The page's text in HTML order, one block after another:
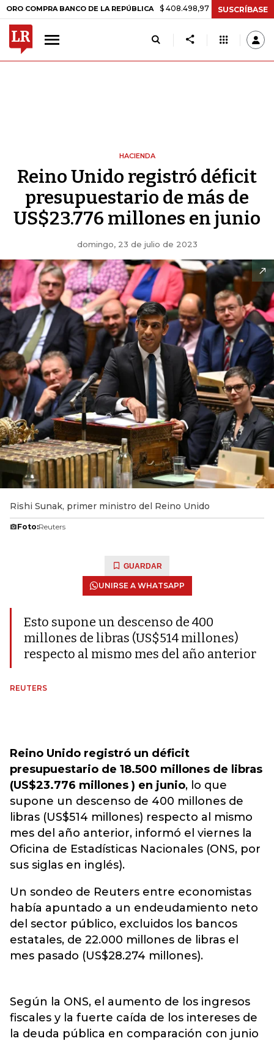
BANCO DE LA REPÚBLICA $ 408.498,97 +$ 8.753,81 +2,19%
SUSCRÍBASE
HACIENDA
Reino Unido registró déficit
presupuestario de más de
US$23.776 millones en junio
domingo, 23 de julio de 2023
Rishi Sunak, primer ministro del Reino Unido
Foto:Reuters
GUARDAR
UNIRSE A WHATSAPP
Esto supone un descenso de 400
millones de libras (US$514 millones)
respecto al mismo mes del año anterior
REUTERS
Reino Unido registró un déficit
presupuestario de 18.500 millones de libras
(US$23.776 millones ) en junio, lo que
supone un descenso de 400 millones de
libras (US$514 millones) respecto al mismo
mes del año anterior, informó el viernes la
Oficina de Estadísticas Nacionales (ONS, por
sus siglas en inglés).
Un sondeo de Reuters entre economistas
había apuntado a un endeudamiento neto
del sector público, excluidos los bancos
estatales, de 22.000 millones de libras el
mes pasado (US$28.274 millones).
Según la ONS, el aumento de los ingresos
fiscales y la fuerte caída de los intereses de
la deuda pública en comparación con junio